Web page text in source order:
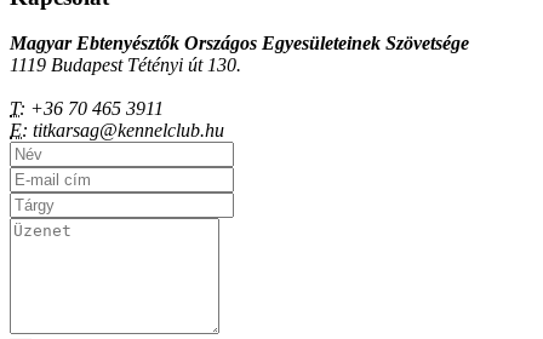
Magyar Ebtenyésztők Országos Egyesületeinek Szövetsége
1119 Budapest Tétényi út 130.
T: +36 70 465 3911
E: titkarsag@kennelclub.hu